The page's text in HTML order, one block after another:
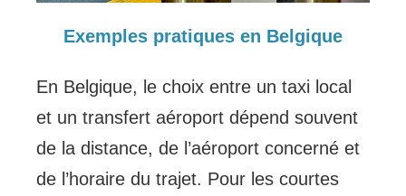
Exemples pratiques en Belgique
En Belgique, le choix entre un taxi local
et un transfert aéroport dépend souvent
de la distance, de l’aéroport concerné et
de l’horaire du trajet. Pour les courtes